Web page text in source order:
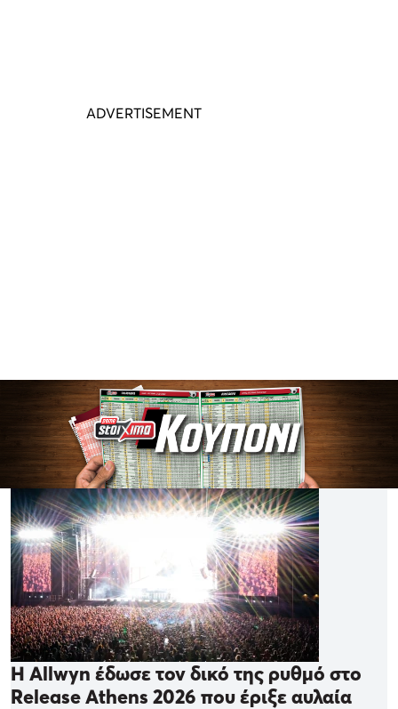
Η Allwyn έδωσε τον δικό της ρυθμό στο
Release Athens 2026 που έριξε αυλαία